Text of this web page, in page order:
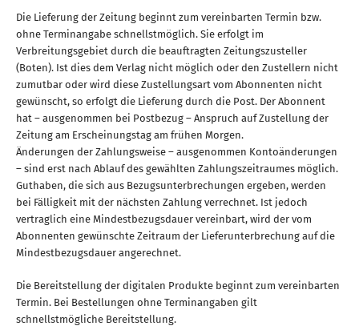
Die Lieferung der Zeitung beginnt zum vereinbarten Termin bzw.
ohne Terminangabe schnellstmöglich. Sie erfolgt im
Verbreitungsgebiet durch die beauftragten Zeitungszusteller
(Boten). Ist dies dem Verlag nicht möglich oder den Zustellern nicht
zumutbar oder wird diese Zustellungsart vom Abonnenten nicht
gewünscht, so erfolgt die Lieferung durch die Post. Der Abonnent
hat – ausgenommen bei Postbezug – Anspruch auf Zustellung der
Zeitung am Erscheinungstag am frühen Morgen.
Änderungen der Zahlungsweise – ausgenommen Kontoänderungen
– sind erst nach Ablauf des gewählten Zahlungszeitraumes möglich.
Guthaben, die sich aus Bezugsunterbrechungen ergeben, werden
bei Fälligkeit mit der nächsten Zahlung verrechnet. Ist jedoch
vertraglich eine Mindestbezugsdauer vereinbart, wird der vom
Abonnenten gewünschte Zeitraum der Lieferunterbrechung auf die
Mindestbezugsdauer angerechnet.
Die Bereitstellung der digitalen Produkte beginnt zum vereinbarten
Termin. Bei Bestellungen ohne Terminangaben gilt
schnellstmögliche Bereitstellung.